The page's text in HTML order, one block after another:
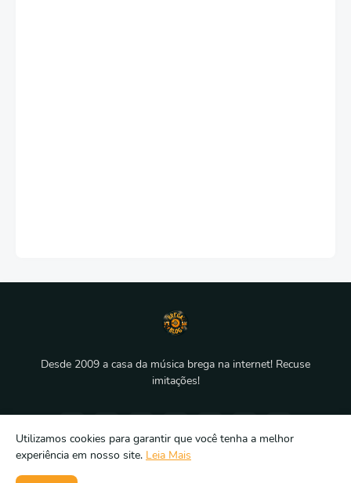
Desde 2009 a casa da música brega na internet! Recuse
imitações!
Utilizamos cookies para garantir que você tenha a melhor
experiência em nosso site. Leia Mais